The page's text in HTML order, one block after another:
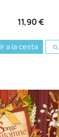
11,90 €
a la cesta 